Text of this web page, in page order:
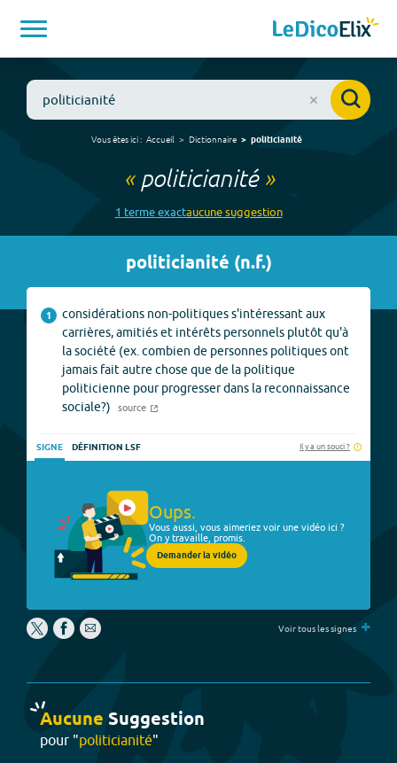
Vous êtes ici : Accueil Dictionnaire politicianité
« politicianité»
1 termeexactaucunesuggestion
politicianité (n.f.)
1
considérations non-politiques s'intéressant aux
carrières, amitiés et intérêts personnels plutôt qu'à
la société (ex. combien de personnes politiques ont
jamais fait autre chose que de la politique
politicienne pour progresser dans la reconnaissance
sociale?)
source
SIGNE DÉFINITION LSF Il y a un souci ?
Oups.
Vous aussi, vous aimeriez voir une vidéo ici ?
On y travaille, promis.
Demander la vidéo
Voir tous les signes +
Aucune Suggestion
pour "politicianité"